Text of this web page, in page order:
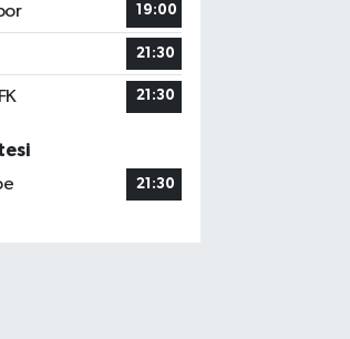
19:00
21:30
21:30
21:30